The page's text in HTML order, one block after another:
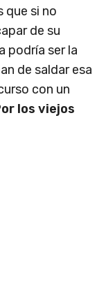
que si no
de su
podría ser la
de saldar esa
con un
los viejos